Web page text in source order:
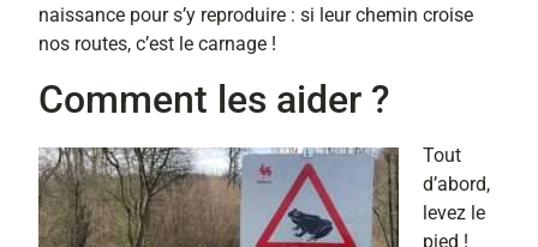
naissance pour s’y reproduire : si leur chemin croise
nos routes, c’est le carnage !
Comment les aider ?
Tout
d’abord,
levez le
pied !